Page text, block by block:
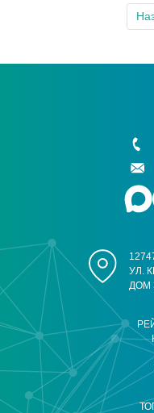
УЛ.
ДОМ